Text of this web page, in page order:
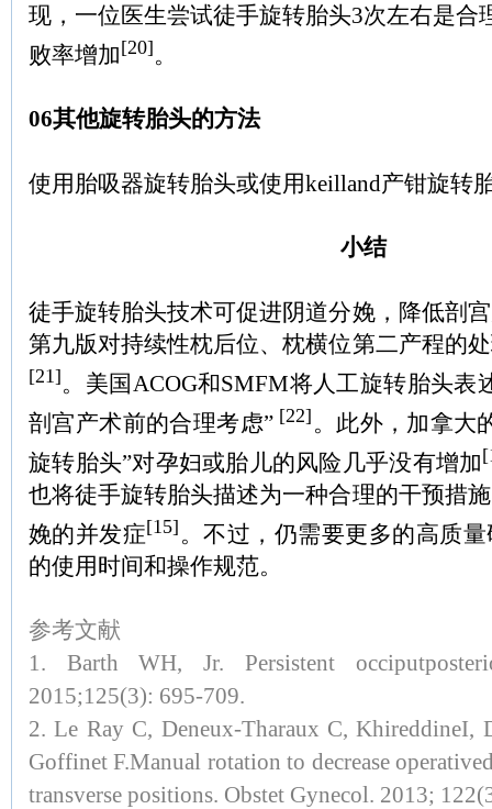
现，一位医生尝试徒手旋转胎头3次左右是合
败率增加[20]。
06其他旋转胎头的方法
使用胎吸器旋转胎头或使用keilland产钳旋转
小结
徒手旋转胎头技术可促进阴道分娩，降低剖
第九版对持续性枕后位、枕横位第二产程的
[21]。美国ACOG和SMFM将人工旋转胎头表
剖宫产术前的合理考虑” [22] 。此外，加拿大
旋转胎头”对孕妇或胎儿的风险几乎没有增加
也将徒手旋转胎头描述为一种合理的干预措
娩的并发症[15] 。不过，仍需要更多的高质
的使用时间和操作规范。
参考文献
1. Barth WH, Jr. Persistent
2015;125(3): 695-709.
2. Le Ray C, Deneux-Tharaux C, KhireddineI,
Goffinet F.Manual rotation to decrease
transverse positions. Obstet Gynecol. 2013;